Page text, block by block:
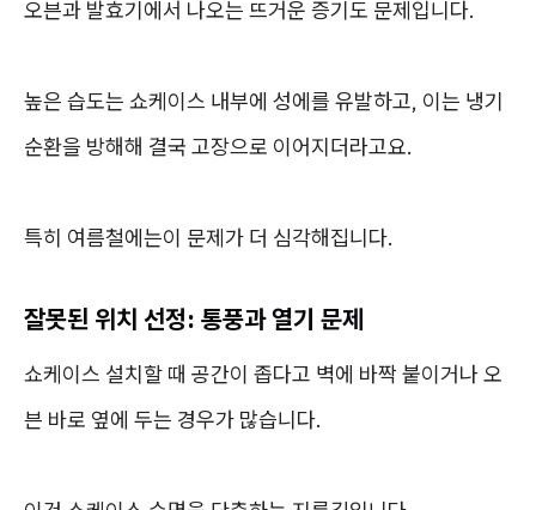
오븐과 발효기에서 나오는 뜨거운 증기도 문제입니다.
높은 습도는 쇼케이스 내부에 성에를 유발하고, 이는 냉기
순환을 방해해 결국 고장으로 이어지더라고요.
특히 여름철에는이 문제가 더 심각해집니다.
잘못된 위치 선정: 통풍과 열기 문제
쇼케이스 설치할 때 공간이 좁다고 벽에 바짝 붙이거나 오
븐 바로 옆에 두는 경우가 많습니다.